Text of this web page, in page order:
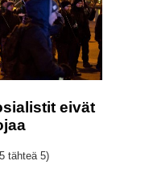
eivät
tähteä 5)